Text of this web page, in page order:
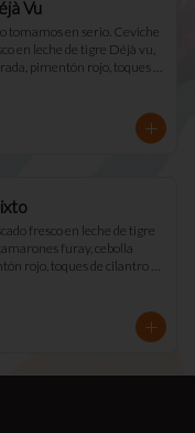
Vu
tomamos en serio. Ceviche
en leche de tigre Déjà vu,
pimentón rojo, toques
fresco en leche de tigre
furay, cebolla
rojo, toques de cilantro y